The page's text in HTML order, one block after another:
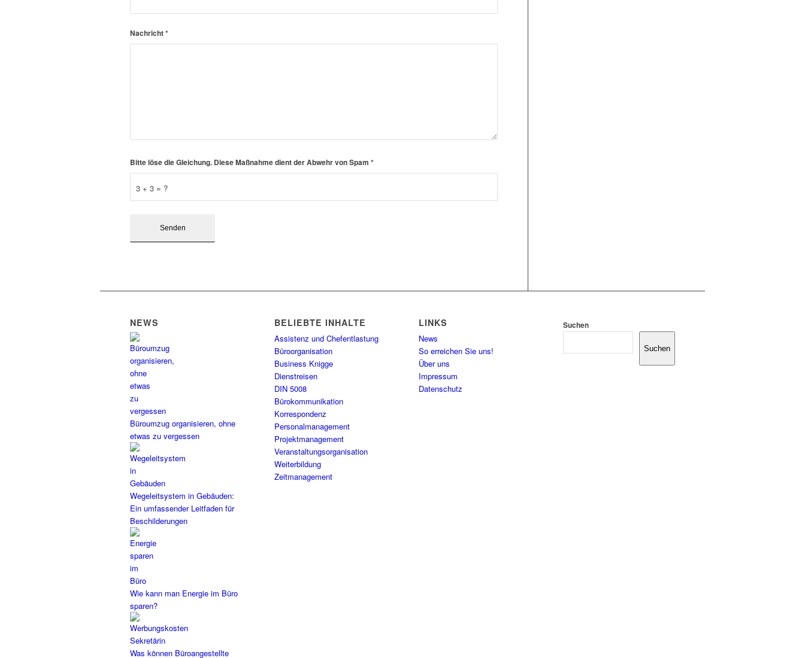
Nachricht*
3 + 3 = ?
Bitte löse die Gleichung. Diese Maßnahme dient der Abwehr von Spam *
NEWS
Büroumzug organisieren, ohne
etwas zu vergessen
Wegeleitsystem in Gebäuden:
Ein umfassender Leitfaden für
Beschilderungen
Wie kann man Energie im Büro
sparen?
Was können Büroangestellte
BELIEBTE INHALTE
Assistenz und Chefentlastung
Büroorganisation
Business Knigge
Dienstreisen
DIN 5008
Bürokommunikation
Korrespondenz
Personalmanagement
Projektmanagement
Veranstaltungsorganisation
Weiterbildung
Zeitmanagement
LINKS
News
So erreichen Sie uns!
Über uns
Impressum
Datenschutz
Suchen
Suchen